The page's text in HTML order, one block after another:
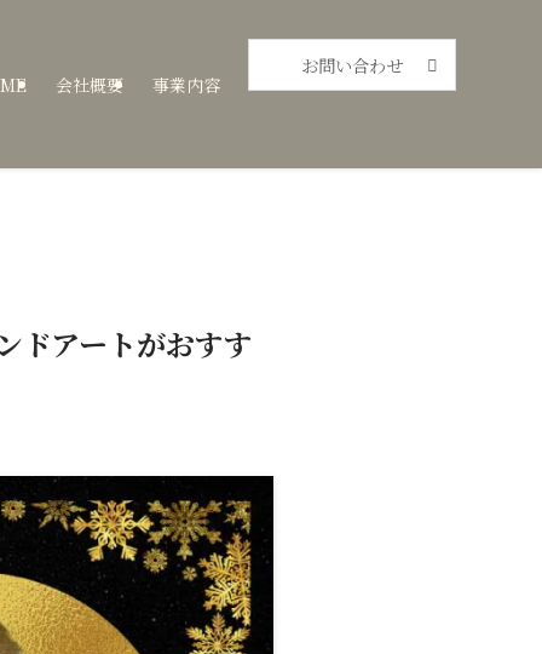
会社概要 事業内容
お問い合わせ
ドアートがおすす